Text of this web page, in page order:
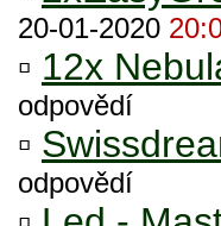
20-01-2020
▫ 12x
odpovědí
▫
odpovědí